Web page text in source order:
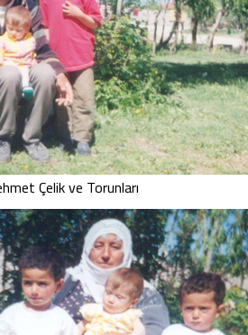
Çelik ve Torunları